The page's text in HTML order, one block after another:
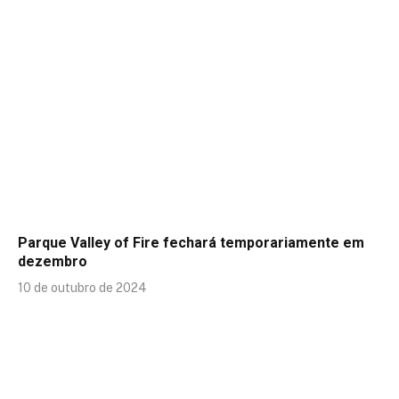
Parque Valley of Fire fechará temporariamente em
dezembro
10 de outubro de 2024